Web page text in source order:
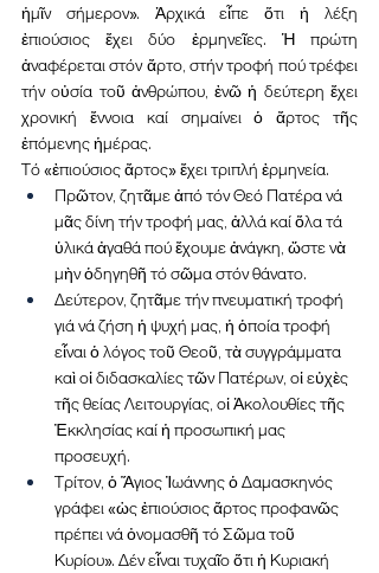
ἡμῖν σήμερον». Ἀρχικά εἶπε ὅτι ἡ λέξη
ἐπιούσιος ἔχει δύο ἑρμηνεῖες. Ἡ πρώτη
ἀναφέρεται στόν ἄρτο, στήν τροφή πού τρέφει
τήν οὐσία τοῦ ἀνθρώπου, ἐνῶ ἡ δεύτερη ἔχει
χρονική ἔννοια καί σημαίνει ὁ ἄρτος τῆς
ἑπόμενης ἡμέρας.
Τό «ἐπιούσιος ἄρτος» ἔχει τριπλή ἑρμηνεία.
Πρῶτον, ζητᾶμε ἀπό τόν Θεό Πατέρα νά
μᾶς δίνη τήν τροφή μας, ἀλλά καί ὅλα τά
ὑλικά ἀγαθά πού ἔχουμε ἀνάγκη, ὥστε νὰ
μὴν ὁδηγηθῆ τό σῶμα στόν θάνατο.
Δεύτερον, ζητᾶμε τήν πνευματική τροφή
γιά νά ζήση ἡ ψυχή μας, ἡ ὁποία τροφή
εἶναι ὁ λόγος τοῦ Θεοῦ, τὰ συγγράμματα
καὶ οἱ διδασκαλίες τῶν Πατέρων, οἱ εὐχὲς
τῆς θείας Λειτουργίας, οἱ Ἀκολουθίες τῆς
Ἐκκλησίας καί ἡ προσωπική μας
προσευχή.
Τρίτον, ὁ Ἅγιος Ἰωάννης ὁ Δαμασκηνός
γράφει «ὡς ἐπιούσιος ἄρτος προφανῶς
πρέπει νά ὀνομασθῆ τό Σῶμα τοῦ
Κυρίου». Δέν εἶναι τυχαῖο ὅτι ἡ Κυριακή